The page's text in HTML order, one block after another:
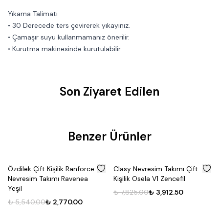
Yıkama Talimatı
• 30 Derecede ters çevirerek yıkayınız.
• Çamaşır suyu kullanmamanız önerilir.
• Kurutma makinesinde kurutulabilir.
Son Ziyaret Edilen
Benzer Ürünler
50
Özdilek Çift Kişilik Ranforce
Nevresim Takımı Ravenea
Yeşil
₺ 5,540.00₺ 2,770.00
%50
Clasy Nevresim Takımı Çift
Kişilik Osela V1 Zencefil
₺ 7,825.00₺ 3,912.50